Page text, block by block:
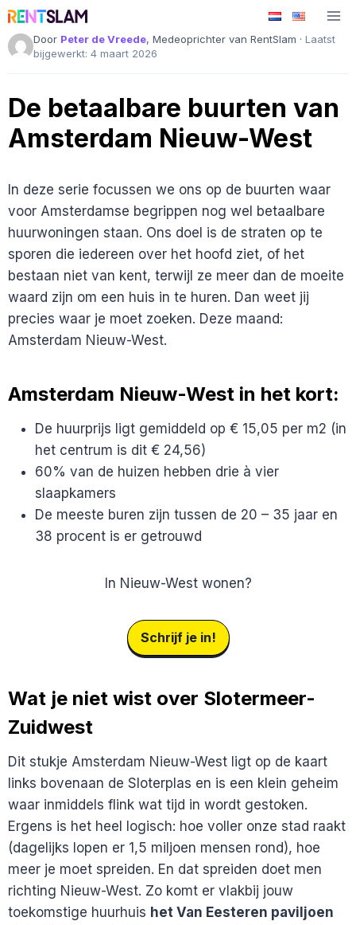
Ga
naar
de
Door Peter de Vreede, Medeoprichter van RentSlam · Laatst
bijgewerkt: 4 maart 2026
De betaalbare buurten van
Amsterdam Nieuw-West
In deze serie focussen we ons op de buurten waar
voor Amsterdamse begrippen nog wel betaalbare
huurwoningen staan. Ons doel is de straten op te
sporen die iedereen over het hoofd ziet, of het
bestaan niet van kent, terwijl ze meer dan de moeite
waard zijn om een huis in te huren. Dan weet jij
precies waar je moet zoeken. Deze maand:
Amsterdam Nieuw-West.
Amsterdam Nieuw-West in het kort:
De huurprijs ligt gemiddeld op € 15,05 per m2 (in
het centrum is dit € 24,56)
60% van de huizen hebben drie à vier
slaapkamers
De meeste buren zijn tussen de 20 – 35 jaar en
38 procent is er getrouwd
In Nieuw-West wonen?
Schrijf je in!
Wat je niet wist over Slotermeer-
Zuidwest
Dit stukje Amsterdam Nieuw-West ligt op de kaart
links bovenaan de Sloterplas en is een klein geheim
waar inmiddels flink wat tijd in wordt gestoken.
Ergens is het heel logisch: hoe voller onze stad raakt
(dagelijks lopen er 1,5 miljoen mensen rond), hoe
meer je moet spreiden. En dat spreiden doet men
richting Nieuw-West. Zo komt er vlakbij jouw
toekomstige huurhuis het Van Eesteren paviljoen